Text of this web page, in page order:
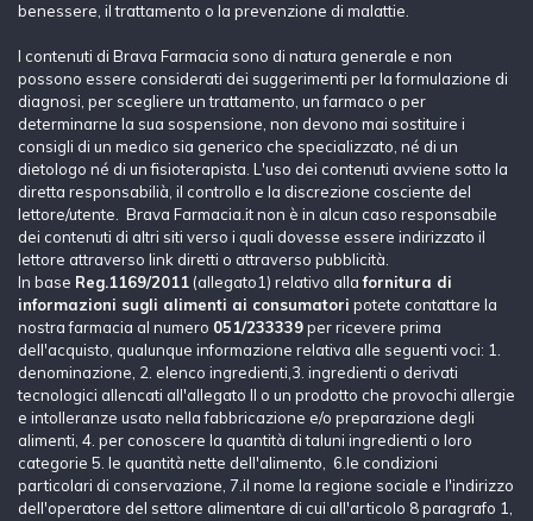
benessere, il trattamento o la prevenzione di malattie.
I contenuti di Brava Farmacia sono di natura generale e non
possono essere considerati dei suggerimenti per la formulazione di
diagnosi, per scegliere un trattamento, un farmaco o per
determinarne la sua sospensione, non devono mai sostituire i
consigli di un medico sia generico che specializzato, né di un
dietologo né di un fisioterapista. L'uso dei contenuti avviene sotto la
diretta responsabilià, il controllo e la discrezione cosciente del
lettore/utente. Brava Farmacia.it non è in alcun caso responsabile
dei contenuti di altri siti verso i quali dovesse essere indirizzato il
lettore attraverso link diretti o attraverso pubblicità.
In base Reg.1169/2011 (allegato1) relativo allafornitura di
informazioni sugli alimenti ai consumatori potete contattare la
nostra farmacia al numero 051/233339per ricevere prima
dell'acquisto, qualunque informazione relativa alle seguenti voci: 1.
denominazione, 2. elenco ingredienti,3. ingredienti o derivati
tecnologici allencati all'allegato II o un prodotto che provochi allergie
e intolleranze usato nella fabbricazione e/o preparazione degli
alimenti, 4. per conoscere la quantità di taluni ingredienti o loro
categorie 5. le quantità nette dell'alimento, 6.le condizioni
particolari di conservazione, 7.il nome la regione sociale e l'indirizzo
dell'operatore del settore alimentare di cui all'articolo 8 paragrafo 1,